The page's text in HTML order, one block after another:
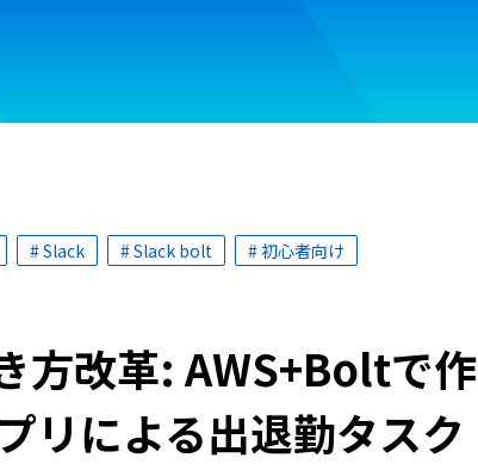
# Slack # Slack bolt
# 初心者向け
方改革: AWS+Boltで作
リによる出退勤タスク